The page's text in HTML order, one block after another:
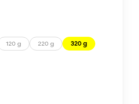
120 g 220 g
320 g